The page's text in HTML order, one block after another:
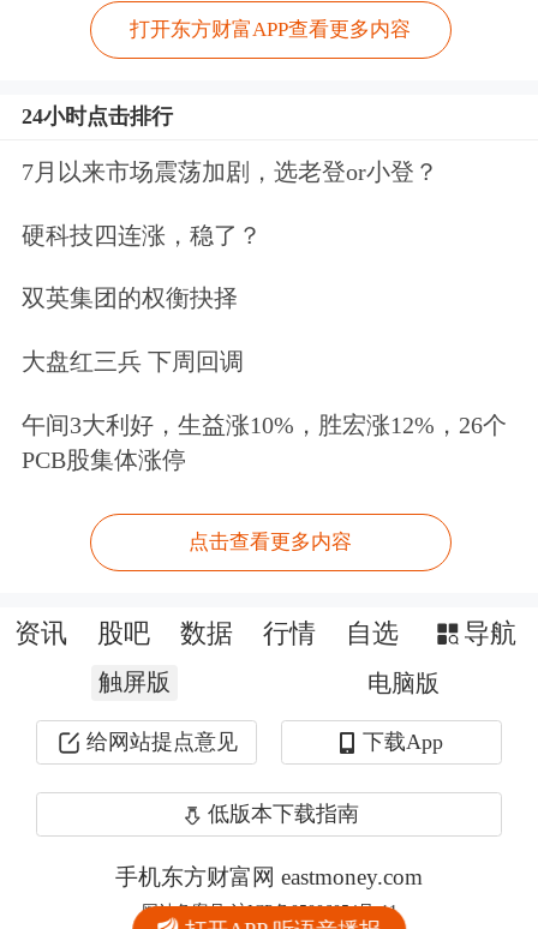
打开东方财富APP查看更多内容
24小时点击排行
7月以来市场震荡加剧，选老登or小登？
硬科技四连涨，稳了？
双英集团的权衡抉择
大盘红三兵 下周回调
午间3大利好，生益涨10%，胜宏涨12%，26个
PCB股集体涨停
点击查看更多内容
打开APP 听语音播报
资讯 股吧 数据 行情 自选 导航
触屏版 电脑版
给网站提点意见 下载App
低版本下载指南
手机东方财富网 eastmoney.com
网站备案号:沪ICP备05006054号-11